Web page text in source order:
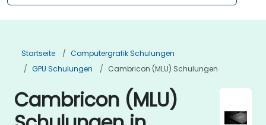
Startseite
Computergrafik Schulungen
GPU Schulungen
Cambricon (MLU) Schulungen
Cambricon (MLU)